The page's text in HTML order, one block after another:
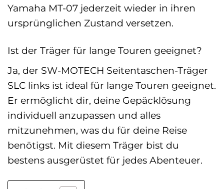
Yamaha MT-07 jederzeit wieder in ihren
ursprünglichen Zustand versetzen.
Ist der Träger für lange Touren geeignet?
Ja, der SW-MOTECH Seitentaschen-Träger
SLC links ist ideal für lange Touren geeignet.
Er ermöglicht dir, deine Gepäcklösung
individuell anzupassen und alles
mitzunehmen, was du für deine Reise
benötigst. Mit diesem Träger bist du
bestens ausgerüstet für jedes Abenteuer.